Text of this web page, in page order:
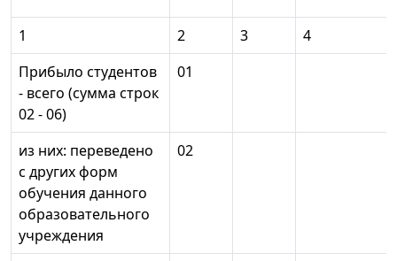
1 2 3
4
Прибыло студентов
- всего (сумма строк
02 - 06)
01
из них: переведено
с других форм
обучения данного
образовательного
учреждения
02